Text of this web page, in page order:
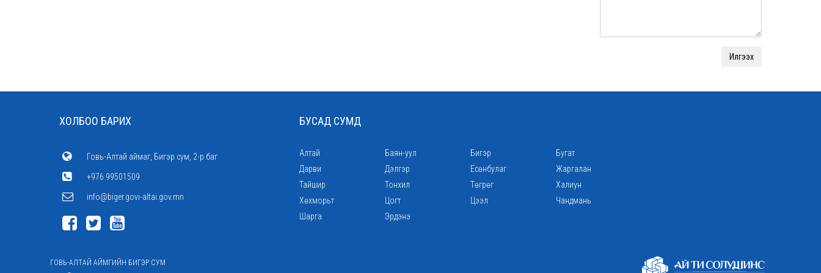
ХОЛБОО БАРИХ
Говь-Алтай аймаг, Бигэр сум, 2-р баг
+976 99501509
info@biger.govi-altai.gov.mn
БУСАД СУМД
Алтай Баян-уул Бигэр
Бугат
Дарви
Дэлгэр Есөнбулаг
Жаргалан
Тайшир
Тонхил Төгрөг
Халиун
Хөхморьт
Цогт Цээл
Чандмань
Шарга
Эрдэнэ
ГОВЬ-АЛТАЙ АЙМГИЙН БИГЭР СУМ